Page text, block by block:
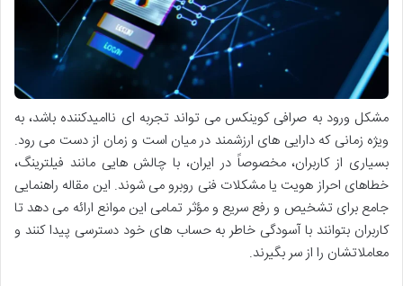
مشکل ورود به صرافی کوینکس می تواند تجربه ای ناامیدکننده باشد، به
ویژه زمانی که دارایی های ارزشمند در میان است و زمان از دست می رود.
بسیاری از کاربران، مخصوصاً در ایران، با چالش هایی مانند فیلترینگ،
خطاهای احراز هویت یا مشکلات فنی روبرو می شوند. این مقاله راهنمایی
جامع برای تشخیص و رفع سریع و مؤثر تمامی این موانع ارائه می دهد تا
کاربران بتوانند با آسودگی خاطر به حساب های خود دسترسی پیدا کنند و
معاملاتشان را از سر بگیرند.